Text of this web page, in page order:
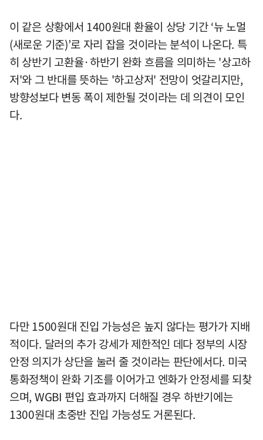
이 같은 상황에서 1400원대 환율이 상당 기간 ‘뉴 노멀
(새로운 기준)’로 자리 잡을 것이라는 분석이 나온다. 특
히 상반기 고환율·하반기 완화 흐름을 의미하는 '상고하
저'와 그 반대를 뜻하는 '하고상저' 전망이 엇갈리지만,
방향성보다 변동 폭이 제한될 것이라는 데 의견이 모인
다.
다만 1500원대 진입 가능성은 높지 않다는 평가가 지배
적이다. 달러의 추가 강세가 제한적인 데다 정부의 시장
안정 의지가 상단을 눌러 줄 것이라는 판단에서다. 미국
통화정책이 완화 기조를 이어가고 엔화가 안정세를 되찾
으며, WGBI 편입 효과까지 더해질 경우 하반기에는
1300원대 초중반 진입 가능성도 거론된다.